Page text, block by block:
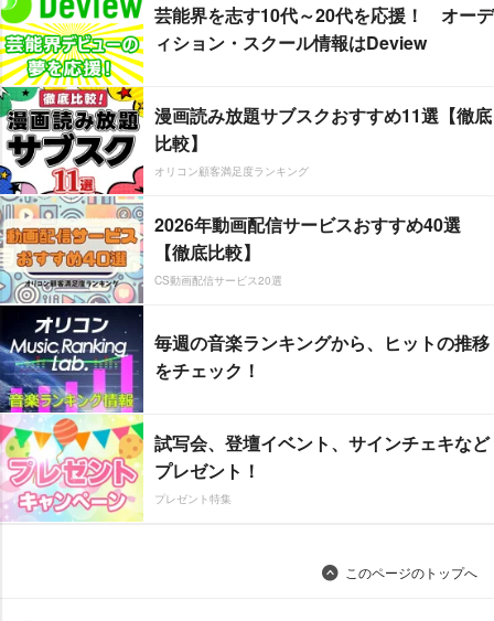
芸能界を志す10代～20代を応援！ オーデ
ィション・スクール情報はDeview
漫画読み放題サブスクおすすめ11選【徹底
比較】
オリコン顧客満足度ランキング
2026年動画配信サービスおすすめ40選
【徹底比較】
CS動画配信サービス20選
毎週の音楽ランキングから、ヒットの推移
をチェック！
試写会、登壇イベント、サインチェキなど
プレゼント！
プレゼント特集
このページのトップへ